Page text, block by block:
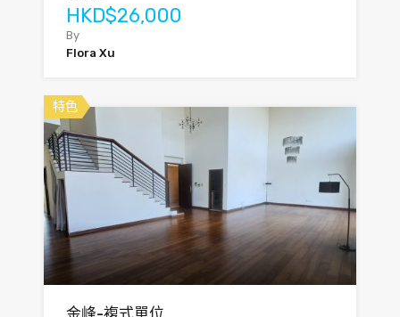
HKD$26,000
By
Flora Xu
特色
金峰-複式單位